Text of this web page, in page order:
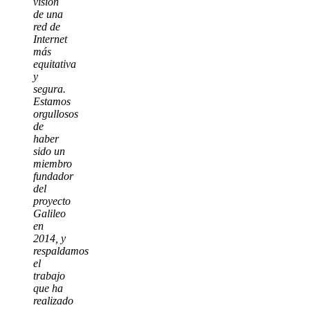
de una
red de
Internet
más
equitativa
y
segura.
Estamos
orgullosos
de
haber
sido un
miembro
fundador
del
proyecto
Galileo
en
2014, y
respaldamos
el
trabajo
que ha
realizado